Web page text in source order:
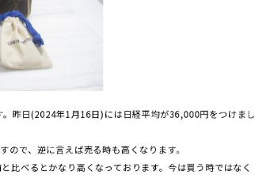
昨日(2024年1月16日)には日経平均が36,000円をつけまし
ので、逆に言えば売る時も高くなります。
比べるとかなり高くなっております。今は買う時ではなく